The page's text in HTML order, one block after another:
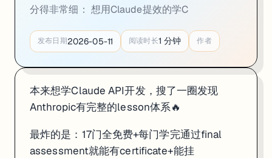
分得非常细： 想用Claude提效的学C
发布日期2026-05-11 阅读时长1 分钟 作者
本来想学Claude API开发，搜了一圈发现
Anthropic有完整的lesson体系🔥
最炸的是：17门全免费+每门学完通过final
assessment就能有certificate+能挂